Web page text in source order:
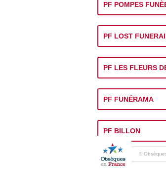
PF POMPES
PF LOST
PF LES FLEURS
PF FUNÉRAMA
PF BILLON
©